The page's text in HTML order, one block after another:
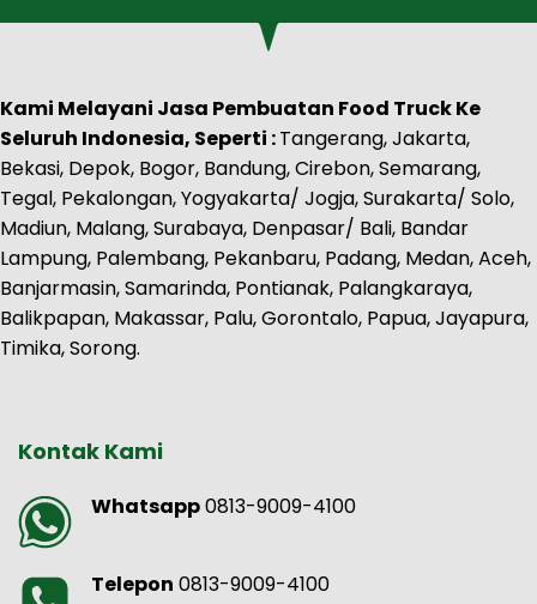
Kami Melayani Jasa Pembuatan Food Truck Ke
Seluruh Indonesia, Seperti :Tangerang, Jakarta,
Bekasi, Depok, Bogor, Bandung, Cirebon, Semarang,
Tegal, Pekalongan, Yogyakarta/ Jogja, Surakarta/ Solo,
Madiun, Malang, Surabaya, Denpasar/ Bali, Bandar
Lampung, Palembang, Pekanbaru, Padang, Medan, Aceh,
Banjarmasin, Samarinda, Pontianak, Palangkaraya,
Balikpapan, Makassar, Palu, Gorontalo, Papua, Jayapura,
Timika, Sorong.
Kontak Kami
Whatsapp0813-9009-4100
Telepon 0813-9009-4100